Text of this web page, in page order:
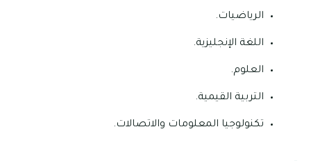
الرياضيات.
اللغة الإنجليزية.
العلوم.
التربية القيمية.
تكنولوجيا المعلومات والاتصالات.